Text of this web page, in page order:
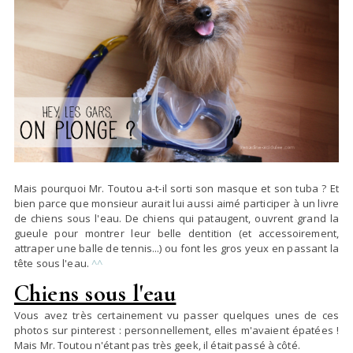
Mais pourquoi Mr. Toutou a-t-il sorti son masque et son tuba ? Et
bien parce que monsieur aurait lui aussi aimé participer à un livre
de chiens sous l'eau. De chiens qui pataugent, ouvrent grand la
gueule pour montrer leur belle dentition (et accessoirement,
attraper une balle de tennis...) ou font les gros yeux en passant la
tête sous l'eau.^^
Chiens sous l'eau
Vous avez très certainement vu passer quelques unes de ces
photos sur pinterest : personnellement, elles m'avaient épatées !
Mais Mr. Toutou n'étant pas très geek, il était passé à côté.